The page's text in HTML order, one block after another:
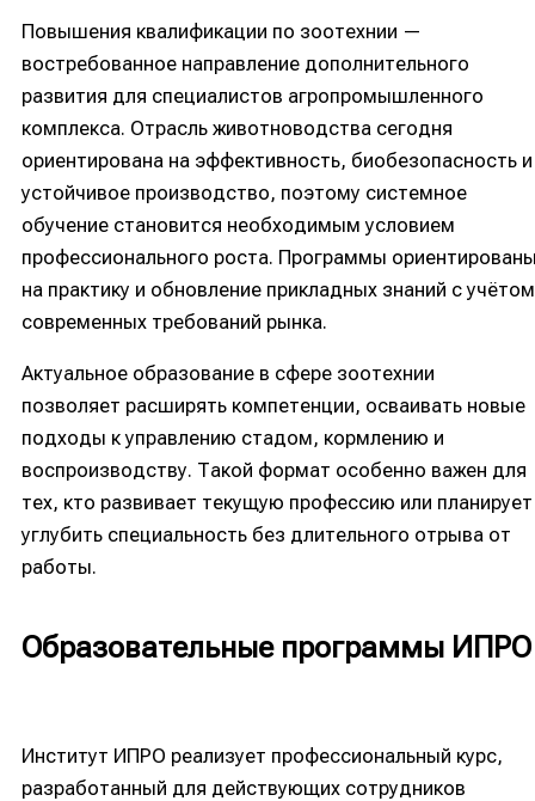
Повышения квалификации по зоотехнии —
востребованное направление дополнительного
развития для специалистов агропромышленного
комплекса. Отрасль животноводства сегодня
ориентирована на эффективность, биобезопасность и
устойчивое производство, поэтому системное
обучение становится необходимым условием
профессионального роста. Программы
на практику и обновление прикладных знаний с учётом
современных требований рынка.
Актуальное образование в сфере зоотехнии
позволяет расширять компетенции, осваивать новые
подходы к управлению стадом, кормлению и
воспроизводству. Такой формат особенно важен для
тех, кто развивает текущую профессию или планирует
углубить специальность без длительного отрыва от
работы.
Образовательные программы ИПРО
Институт ИПРО реализует профессиональный курс,
разработанный для действующих сотрудников